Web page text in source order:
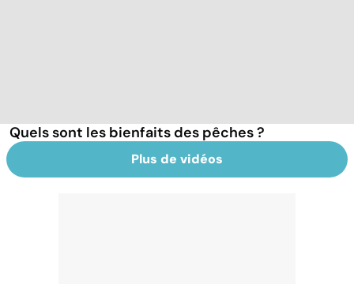
Quels sont les bienfaits des pêches ?
Plus de vidéos